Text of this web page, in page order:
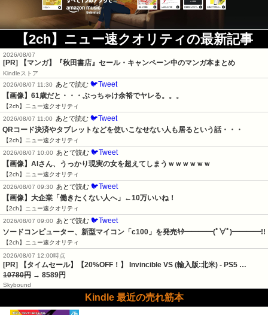
【2ch】ニュー速クオリティの最新記事
2026/08/07
[PR] 【マンガ】『秋田書店』セール・キャンペーン中のマンガ本まとめ
Kindleストア
2026/08/07 11:30
あとで読む 🐦Tweet
【画像】61歳だと・・・ぶっちゃけ余裕でヤレる。。。
【2ch】ニュー速クオリティ
2026/08/07 11:00
あとで読む 🐦Tweet
QRコード決済やタブレットなどを使いこなせない人も居るという話・・・
【2ch】ニュー速クオリティ
2026/08/07 10:00
あとで読む 🐦Tweet
【画像】AIさん、うっかり現実の女を超えてしまうｗｗｗｗｗｗ
【2ch】ニュー速クオリティ
2026/08/07 09:30
あとで読む 🐦Tweet
【画像】大企業「働きたくない人へ」←10万いいね！
【2ch】ニュー速クオリティ
2026/08/07 09:00
あとで読む 🐦Tweet
ソードコンピューター、新型マイコン「c100」を発売ｷﾀ━━━━(ﾟ∀ﾟ)━━━━!!
【2ch】ニュー速クオリティ
2026/08/07 12:00時点
[PR] 【タイムセール】【20%OFF！】 Invincible VS (輸入版:北米) - PS5 …
10780円 → 8589円
Skybound
Kindle 最近の売れ筋本